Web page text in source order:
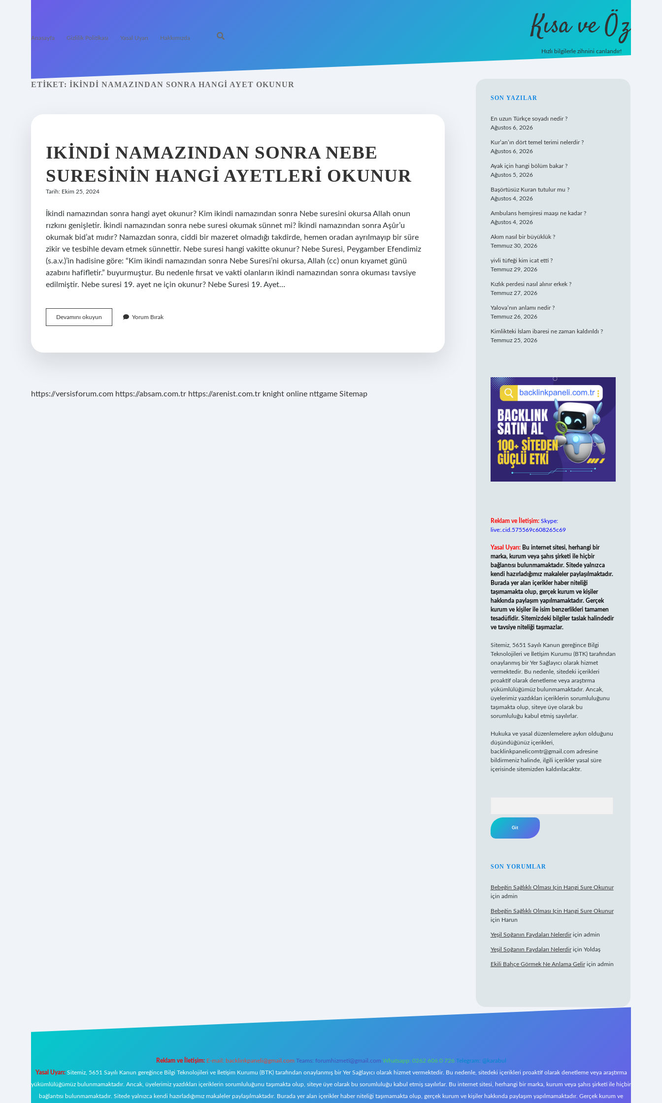
Anasayfa Gizlilik Politikası Yasal Uyarı Hakkımızda Kısa ve Öz
Hızlı bilgilerle zihnini canlandır!
ETIKET: İKINDI NAMAZINDAN SONRA HANGI AYET OKUNUR
IKINDI NAMAZINDAN SONRA NEBE
SURESININ HANGI AYETLERI OKUNUR
Tarih: Ekim 25, 2024
İkindi namazından sonra hangi ayet okunur? Kim ikindi namazından sonra Nebe suresini okursa Allah onun
rızkını genişletir. İkindi namazından sonra nebe suresi okumak sünnet mi? İkindi namazından sonra Aşûr’u
okumak bid’at mıdır? Namazdan sonra, ciddi bir mazeret olmadığı takdirde, hemen oradan ayrılmayıp bir süre
zikir ve tesbihle devam etmek sünnettir. Nebe suresi hangi vakitte okunur? Nebe Suresi, Peygamber Efendimiz
(s.a.v.)’in hadisine göre: “Kim ikindi namazından sonra Nebe Suresi’ni okursa, Allah (cc) onun kıyamet günü
azabını hafifletir.” buyurmuştur. Bu nedenle fırsat ve vakti olanların ikindi namazından sonra okuması tavsiye
edilmiştir. Nebe suresi 19. ayet ne için okunur? Nebe Suresi 19. Ayet…
Devamını okuyun
Namazından
Suresinin
Yorum Bırak
https://versisforum.com https://absam.com.tr https://arenist.com.tr knight online nttgame Sitemap
SIDEBAR
SON YAZILAR
En uzun Türkçe soyadı nedir ?
Ağustos 6, 2026
Kur’an’ın dört temel terimi nelerdir ?
Ağustos 6, 2026
Ayak için hangi bölüm bakar ?
Ağustos 5, 2026
Başörtüsüz Kuran tutulur mu ?
Ağustos 4, 2026
Ambulans hemşiresi maaşı ne kadar ?
Ağustos 4, 2026
Akım nasıl bir büyüklük ?
Temmuz 30, 2026
yivli tüfeği kim icat etti ?
Temmuz 29, 2026
Kızlık perdesi nasıl alınır erkek ?
Temmuz 27, 2026
Yalova’nın anlamı nedir ?
Temmuz 26, 2026
Kimlikteki İslam ibaresi ne zaman kaldırıldı ?
Temmuz 25, 2026
Reklam ve İletişim: Skype:
live:.cid.575569c608265c69
Yasal Uyarı: Bu internet sitesi, herhangi bir
marka, kurum veya şahıs şirketi ile hiçbir
bağlantısı bulunmamaktadır. Sitede yalnızca
kendi hazırladığımız makaleler paylaşılmaktadır.
Burada yer alan içerikler haber niteliği
taşımamakta olup, gerçek kurum ve kişiler
hakkında paylaşım yapılmamaktadır. Gerçek
kurum ve kişiler ile isim benzerlikleri tamamen
tesadüfidir. Sitemizdeki bilgiler taslak halindedir
ve tavsiye niteliği taşımazlar.
Sitemiz, 5651 Sayılı Kanun gereğince Bilgi
Teknolojileri ve İletişim Kurumu (BTK) tarafından
onaylanmış bir Yer Sağlayıcı olarak hizmet
vermektedir. Bu nedenle, sitedeki içerikleri
proaktif olarak denetleme veya araştırma
yükümlülüğümüz bulunmamaktadır. Ancak,
üyelerimiz yazdıkları içeriklerin sorumluluğunu
taşımakta olup, siteye üye olarak bu
sorumluluğu kabul etmiş sayılırlar.
Hukuka ve yasal düzenlemelere aykırı olduğunu
düşündüğünüz içerikleri,
backlinkpanelicomtr@gmail.com adresine
bildirmeniz halinde, ilgili içerikler yasal süre
içerisinde sitemizden kaldırılacaktır.
SON YORUMLAR
Bebeğin Sağlıklı Olması Için Hangi Sure Okunur
için admin
Bebeğin Sağlıklı Olması Için Hangi Sure Okunur
için Harun
Yeşil Soğanın Faydaları Nelerdiriçin admin
Yeşil Soğanın Faydaları Nelerdiriçin Yoldaş
Ekili Bahçe Görmek Ne Anlama Geliriçin admin
Reklam ve İletişim: E-mail: backlinkpaneli@gmail.com Teams: forumhizmeti@gmail.com Whatsapp: 0262 606 0 726 Telegram: @karabul
Yasal Uyarı:Sitemiz, 5651 Sayılı Kanun gereğince Bilgi Teknolojileri ve İletişim Kurumu (BTK) tarafından onaylanmış bir Yer Sağlayıcı olarak hizmet vermektedir. Bu nedenle, sitedeki içerikleri proaktif olarak denetleme veya araştırma
yükümlülüğümüz bulunmamaktadır. Ancak, üyelerimiz yazdıkları içeriklerin sorumluluğunu taşımakta olup, siteye üye olarak bu sorumluluğu kabul etmiş sayılırlar. Bu internet sitesi, herhangi bir marka, kurum veya şahıs şirketi ile hiçbir
bağlantısı bulunmamaktadır. Sitede yalnızca kendi hazırladığımız makaleler paylaşılmaktadır. Burada yer alan içerikler haber niteliği taşımamakta olup, gerçek kurum ve kişiler hakkında paylaşım yapılmamaktadır. Gerçek kurum ve